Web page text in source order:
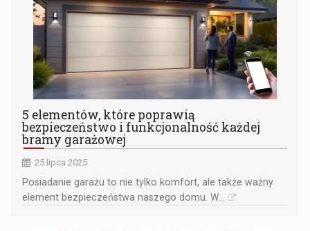
5 elementów, które poprawią
bezpieczeństwo i funkcjonalność każdej
bramy garażowej
25 lipca 2025
Posiadanie garażu to nie tylko komfort, ale także ważny
element bezpieczeństwa naszego domu. W...